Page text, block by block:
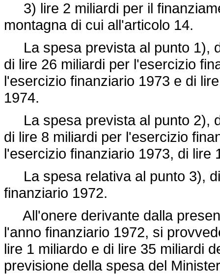
3) lire 2 miliardi per il
montagna di cui all'articolo 14.
La spesa prevista al punto 1),
di lire 26 miliardi per l'esercizio
l'esercizio finanziario 1973 e di
1974.
La spesa prevista al punto 2),
di lire 8 miliardi per l'esercizio
l'esercizio finanziario 1973, di lire
La spesa relativa al punto 3),
finanziario 1972.
All'onere derivante dalla
l'anno finanziario 1972, si
lire 1 miliardo e di lire 35 miliardi
previsione della spesa del